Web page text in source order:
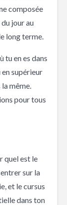
composée
jour au
long terme.
tu en es dans
supérieur
la même.
pour tous
quel est le
sur la
et le cursus
dans ton